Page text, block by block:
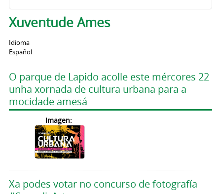
Xuventude Ames
Idioma
Español
O parque de Lapido acolle este mércores 22
unha xornada de cultura urbana para a
mocidade amesá
Imagen:
Xa podes votar no concurso de fotografía